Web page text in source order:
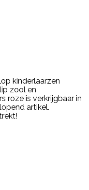
kinderlaarzen
zool en
roze is verkrijgbaar in
artikel.